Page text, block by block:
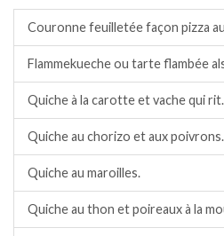
Couronne feuilletée façon pizza
Flammekueche ou tarte flambée
Quiche à la carotte et vache qui rit.
Quiche au chorizo et aux poivrons.
Quiche au maroilles.
Quiche au thon et poireaux à la